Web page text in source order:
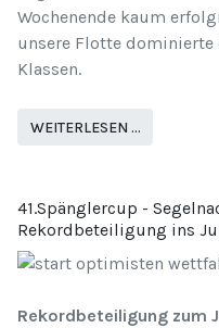
Wochenende kaum
unsere Flotte dominierte
Klassen.
WEITERLESEN …
41.Spänglercup -
Rekordbeteiligung ins
Rekordbeteiligung zum